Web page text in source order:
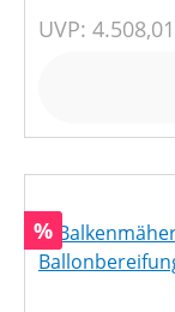
UVP:
Rabatt
%